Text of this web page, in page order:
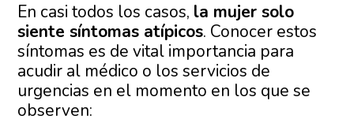
En casi todos los casos, la mujer solo
siente síntomas atípicos. Conocer estos
síntomas es de vital importancia para
acudir al médico o los servicios de
urgencias en el momento en los que se
observen: